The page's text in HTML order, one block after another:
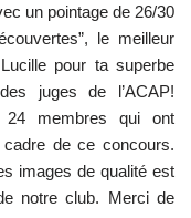
un pointage de 26/30
le meilleur
pour ta superbe
juges de l’ACAP!
24 membres qui ont
de ce concours.
images de qualité est
notre club. Merci de